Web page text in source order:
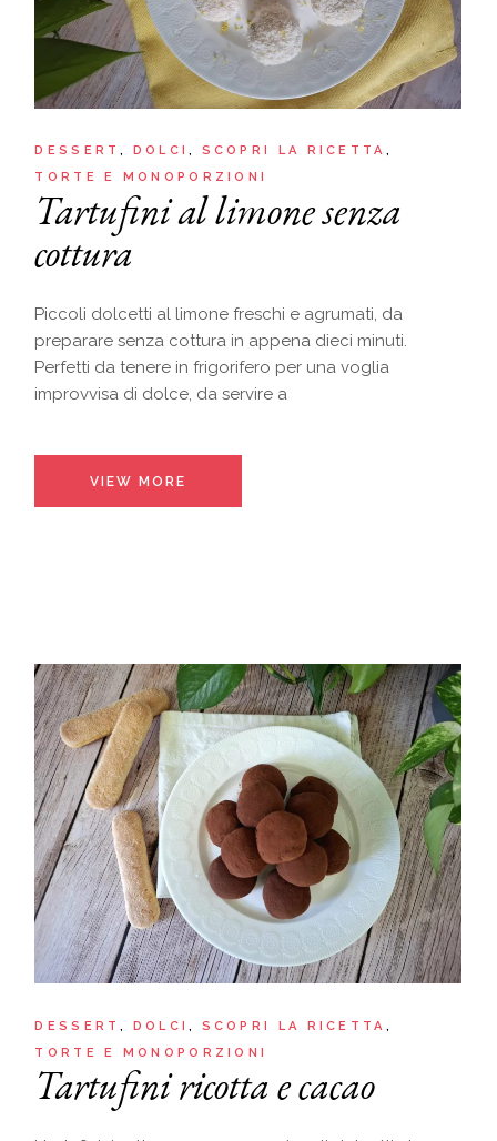
DESSERT DOLCI
SCOPRI LA RICETTA
TORTE E MONOPORZIONI
Tartufini al limone senza
cottura
Piccoli dolcetti al limone freschi e agrumati, da
preparare senza cottura in appena dieci minuti.
Perfetti da tenere in frigorifero per una voglia
improvvisa di dolce, da servire a
VIEW MORE
DESSERT DOLCI
SCOPRI LA RICETTA
TORTE E MONOPORZIONI
Tartufini ricotta e cacao